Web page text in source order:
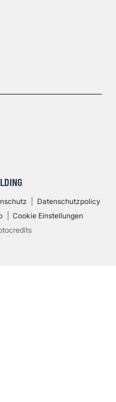
Datenschutzpolicy
Cookie Einstellungen